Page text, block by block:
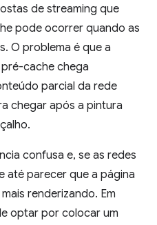
de streaming que
pode ocorrer quando as
O problema é que a
cache chega
parcial da rede
chegar após a pintura
confusa e, se as redes
até parecer que a página
renderizando. Em
optar por colocar um